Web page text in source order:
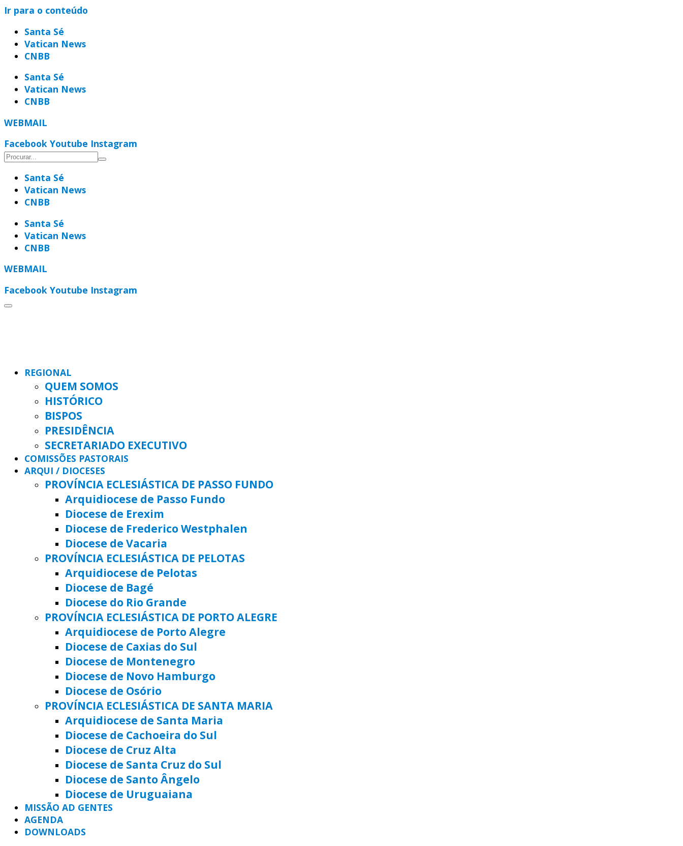
Ir para o conteúdo
Santa Sé
Vatican News
CNBB
Santa Sé
Vatican News
CNBB
WEBMAIL
Facebook Youtube Instagram
Santa Sé
Vatican News
CNBB
Santa Sé
Vatican News
CNBB
WEBMAIL
Facebook Youtube Instagram
REGIONAL
QUEM SOMOS
HISTÓRICO
BISPOS
PRESIDÊNCIA
SECRETARIADO EXECUTIVO
COMISSÕES PASTORAIS
ARQUI / DIOCESES
PROVÍNCIA ECLESIÁSTICA DE PASSO FUNDO
Arquidiocese de Passo Fundo
Diocese de Erexim
Diocese de Frederico Westphalen
Diocese de Vacaria
PROVÍNCIA ECLESIÁSTICA DE PELOTAS
Arquidiocese de Pelotas
Diocese de Bagé
Diocese do Rio Grande
PROVÍNCIA ECLESIÁSTICA DE PORTO ALEGRE
Arquidiocese de Porto Alegre
Diocese de Caxias do Sul
Diocese de Montenegro
Diocese de Novo Hamburgo
Diocese de Osório
PROVÍNCIA ECLESIÁSTICA DE SANTA MARIA
Arquidiocese de Santa Maria
Diocese de Cachoeira do Sul
Diocese de Cruz Alta
Diocese de Santa Cruz do Sul
Diocese de Santo Ângelo
Diocese de Uruguaiana
MISSÃO AD GENTES
AGENDA
DOWNLOADS